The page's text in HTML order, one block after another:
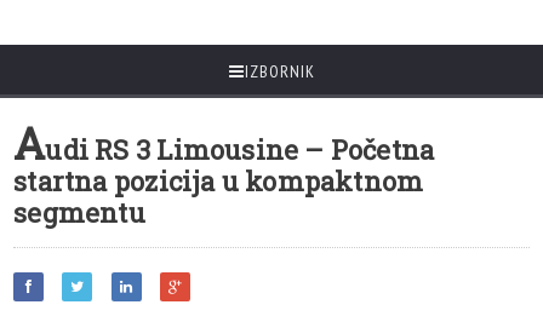
IZBORNIK
Audi RS 3 Limousine – Početna
startna pozicija u kompaktnom
segmentu